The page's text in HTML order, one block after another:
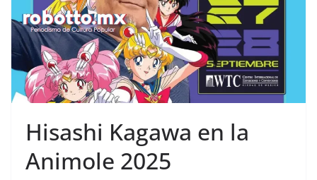
Hisashi Kagawa en la
Animole 2025